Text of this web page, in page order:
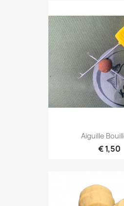
Aiguille
€ 1,50